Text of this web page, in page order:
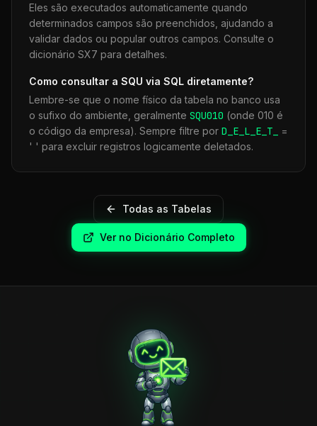
Eles são executados automaticamente quando
determinados campos são preenchidos, ajudando a
validar dados ou popular outros campos. Consulte o
dicionário SX7 para detalhes.
Como consultar a SQU via SQL diretamente?
Lembre-se que o nome físico da tabela no banco usa
o sufixo do ambiente, geralmente SQU010 (onde 010 é
o código da empresa). Sempre filtre por D_E_L_E_T_
=
' ' para excluir registros logicamente deletados.
Todas as Tabelas
Ver no Dicionário Completo